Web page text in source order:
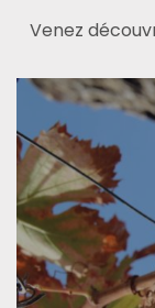
Venez